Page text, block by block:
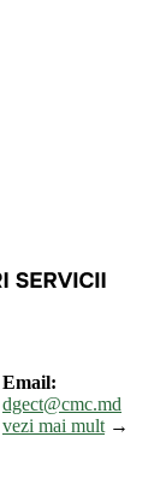
Email:
dgect@cmc.md
vezi mai mult →